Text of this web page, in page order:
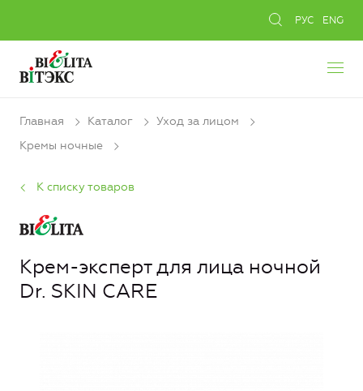
РУС ENG
Главная Каталог
Уход за лицом
Кремы ночные
К списку товаров
Крем-эксперт для лица ночной
Dr. SKIN CARE